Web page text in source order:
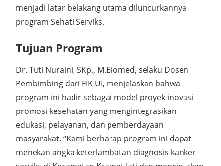
menjadi latar belakang utama diluncurkannya
program Sehati Serviks.
Tujuan Program
Dr. Tuti Nuraini, SKp., M.Biomed, selaku Dosen
Pembimbing dari FIK UI, menjelaskan bahwa
program ini hadir sebagai model proyek inovasi
promosi kesehatan yang mengintegrasikan
edukasi, pelayanan, dan pemberdayaan
masyarakat. “Kami berharap program ini dapat
menekan angka keterlambatan diagnosis kanker